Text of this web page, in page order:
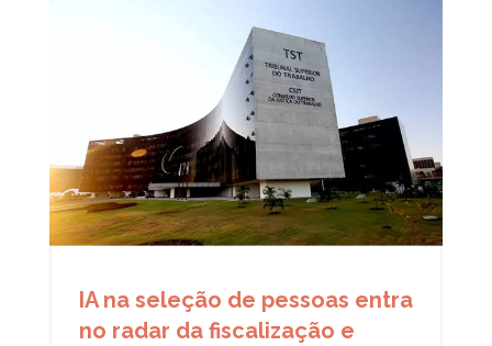
IA na seleção de pessoas entra
no radar da fiscalização e